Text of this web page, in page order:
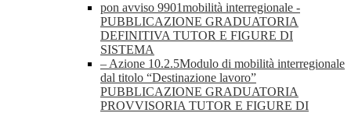
pon avviso 9901mobilità interregionale -
PUBBLICAZIONE GRADUATORIA
DEFINITIVA TUTOR E FIGURE DI
SISTEMA
– Azione 10.2.5Modulo di mobilità interregionale
dal titolo “Destinazione lavoro”
PUBBLICAZIONE GRADUATORIA
PROVVISORIA TUTOR E FIGURE DI